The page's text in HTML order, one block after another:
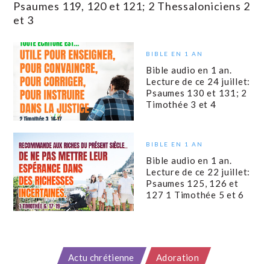
Psaumes 119, 120 et 121; 2 Thessaloniciens 2
et 3
BIBLE EN 1 AN
Bible audio en 1 an.
Lecture de ce 24 juillet:
Psaumes 130 et 131; 2
Timothée 3 et 4
BIBLE EN 1 AN
Bible audio en 1 an.
Lecture de ce 22 juillet:
Psaumes 125, 126 et
127 1 Timothée 5 et 6
Actu chrétienne Adoration